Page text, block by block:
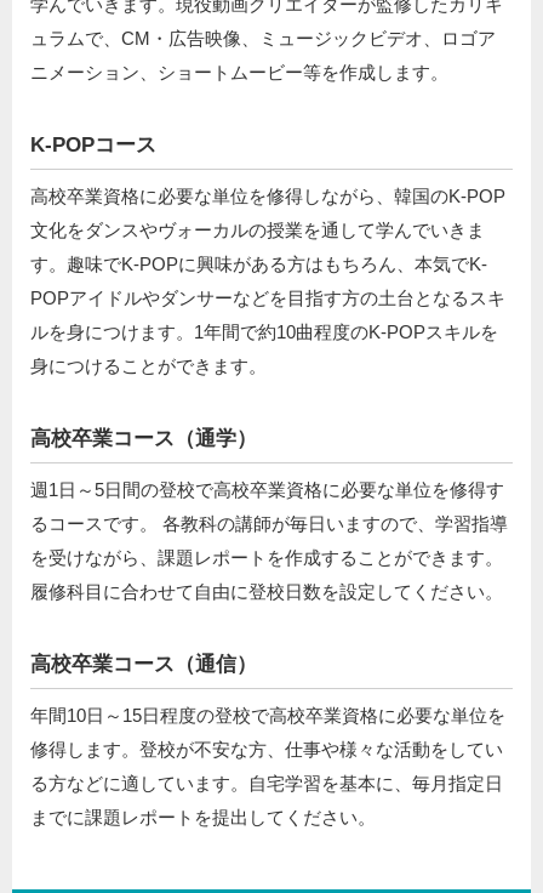
ュラムで、CM・広告映像、ミュージックビデオ、ロゴア
ニメーション、ショートムービー等を作成します。
K-POPコース
高校卒業資格に必要な単位を修得しながら、韓国のK-POP
文化をダンスやヴォーカルの授業を通して学んでいきま
す。趣味でK-POPに興味がある方はもちろん、本気でK-
POPアイドルやダンサーなどを目指す方の土台となるスキ
ルを身につけます。1年間で約10曲程度のK-POPスキルを
身につけることができます。
高校卒業コース（通学）
週1日～5日間の登校で高校卒業資格に必要な単位を修得す
るコースです。 各教科の講師が毎日いますので、学習指導
を受けながら、課題レポートを作成することができます。
履修科目に合わせて自由に登校日数を設定してください。
高校卒業コース（通信）
年間10日～15日程度の登校で高校卒業資格に必要な単位を
修得します。登校が不安な方、仕事や様々な活動をしてい
る方などに適しています。自宅学習を基本に、毎月指定日
までに課題レポートを提出してください。